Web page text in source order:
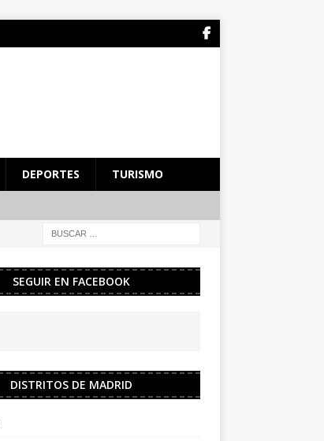
DEPORTES TURISMO
SEGUIR EN FACEBOOK
DISTRITOS DE MADRID